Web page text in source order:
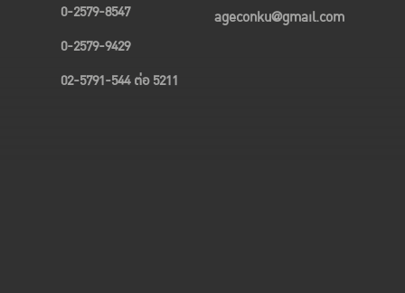
0-2579-8547
0-2579-9429
02-5791-544 ต่อ 5211
ageconku@gmail.com